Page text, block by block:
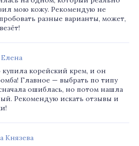
мою кожу. Рекомендую не
разные варианты, может,
корейский крем, и он
Главное — выбрать по типу
ошиблась, но потом нашла
Рекомендую искать отзывы и
Князева